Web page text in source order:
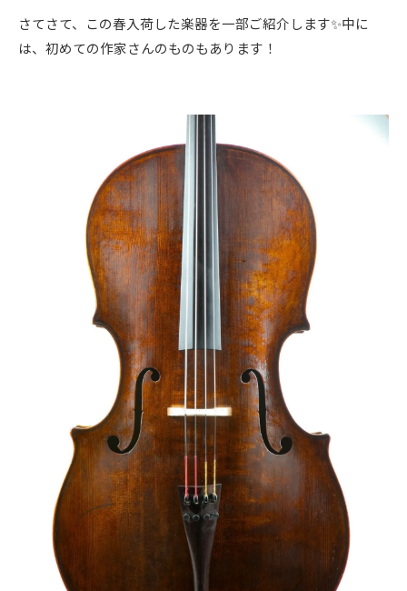
さてさて、この春入荷した楽器を一部ご紹介します✨中に
は、初めての作家さんのものもあります！